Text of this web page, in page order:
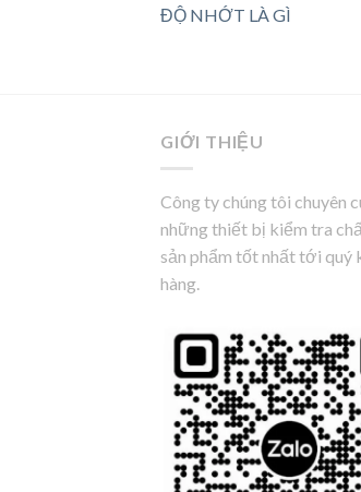
ĐỘ NHỚT LÀ GÌ
GIỚI THIỆU
Công ty chúng tôi chuyên
những thiết bị kiểm tra
sản phẩm tốt nhất tới quý
hàng.